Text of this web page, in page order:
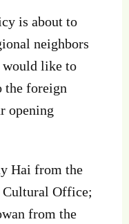
is about to
neighbors
would like to
the foreign
opening
Hai from the
Cultural Office;
from the